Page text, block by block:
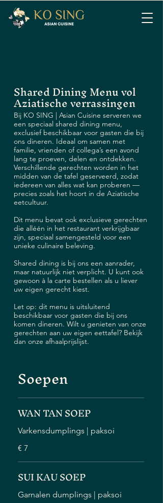
Shared Dining Menu vol
Aziatische verrassingen
Bij KO SING | Asian Cuisine serveren we
een speciaal shared dining menu,
exclusief beschikbaar voor gasten die bij
ons dineren. Ideaal om samen met
familie, vrienden of collega’s een avond
lang te proeven, delen en ontdekken.
Verschillende gerechten worden in het
midden van de tafel geserveerd, zodat
iedereen van alles wat kan proberen —
precies zoals het hoort in de Aziatische
eetcultuur.
Dit menu bevat ook exclusieve gerechten
die alléén in het restaurant verkrijgbaar
zijn, speciaal samengesteld voor een
unieke culinaire beleving.
Shared dining is bij ons een aanrader,
maar natuurlijk niet verplicht. U kunt ook
gewoon à la carte bestellen als u liever
uw eigen gerecht kiest.
Let op: dit menu is uitsluitend
beschikbaar voor gasten die bij ons
komen dineren. Wilt u genieten van onze
gerechten aan uw eigen eettafel? Bekijk
dan onze afhaalprijslijst.
Soepen
WAN TAN SOEP
Varkensdumplings | paksoi
€ 7
SUI KAU SOEP
Garnalen dumplings | paksoi